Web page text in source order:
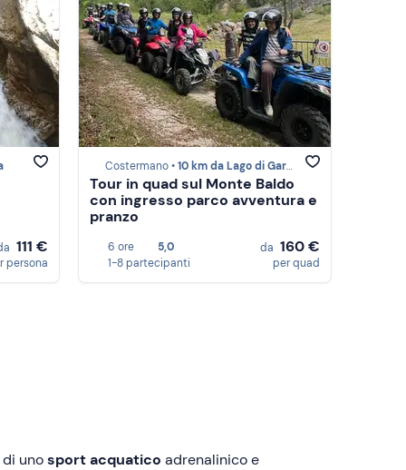
111 €
persona
Costermano •10 km da Lago di Garda
Tour in quad sul Monte Baldo
con ingresso parco avventura e
pranzo
6 ore
5,0
1-8 partecipanti
da 160 €
per quad
unosport acquatico adrenalinico e